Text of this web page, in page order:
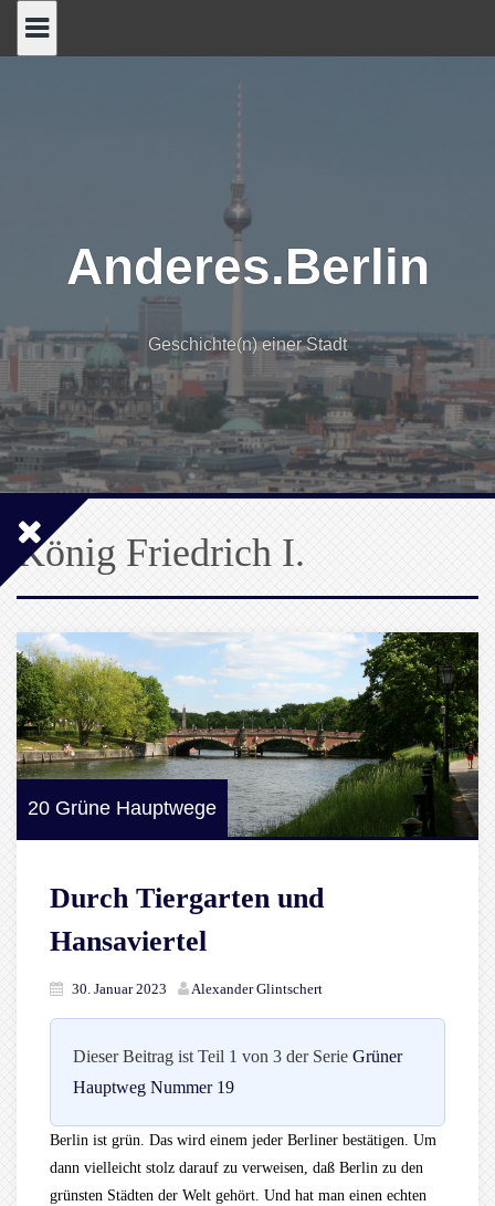
Anderes.Berlin
Geschichte(n) einer Stadt
König Friedrich I.
20 Grüne Hauptwege
Durch Tiergarten und
Hansaviertel
30. Januar 2023 Alexander Glintschert
Dieser Beitrag ist Teil 1 von 3 der Serie Grüner
Hauptweg Nummer 19
Berlin ist grün. Das wird einem jeder Berliner bestätigen. Um
dann vielleicht stolz darauf zu verweisen, daß Berlin zu den
grünsten Städten der Welt gehört. Und hat man einen echten